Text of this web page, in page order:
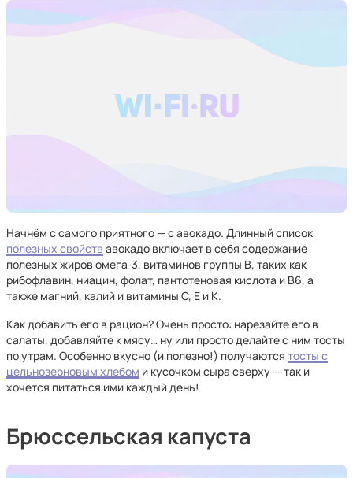
Начнём с самого приятного — с авокадо. Длинный список
полезных свойств авокадо включает в себя содержание
полезных жиров омега-3, витаминов группы В, таких как
рибофлавин, ниацин, фолат, пантотеновая кислота и В6, а
также магний, калий и витамины С, Е и К.
Как добавить его в рацион? Очень просто: нарезайте его в
салаты, добавляйте к мясу… ну или просто делайте с ним тосты
по утрам. Особенно вкусно (и полезно!) получаются тосты с
цельнозерновым хлебом и кусочком сыра сверху — так и
хочется питаться ими каждый день!
Брюссельская капуста